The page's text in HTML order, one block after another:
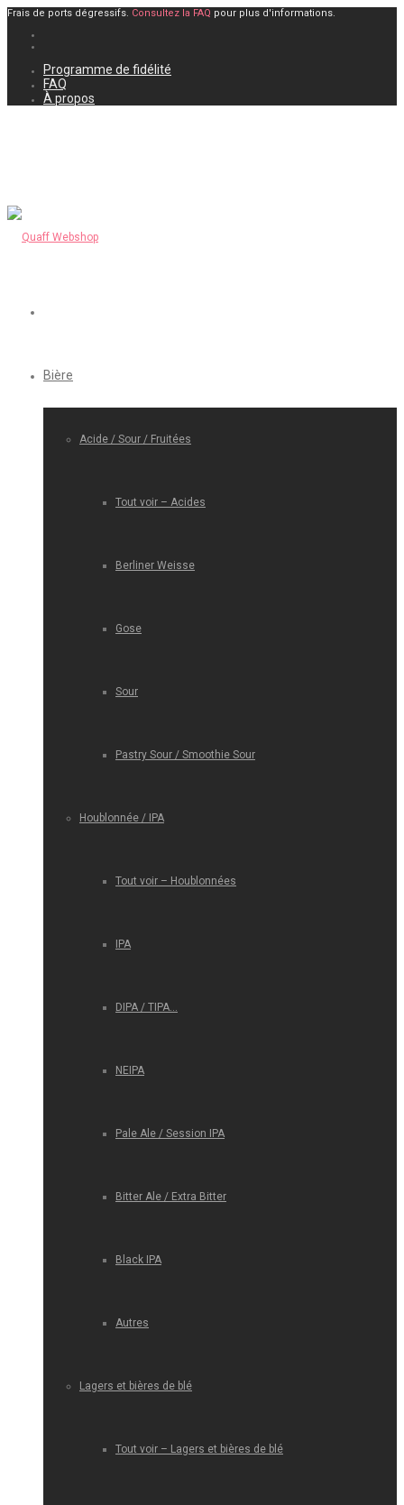
Frais de ports dégressifs. Consultez la FAQ pour plus d'informations.
Programme de fidélité
FAQ
À propos
Bière
Acide / Sour / Fruitées
Tout voir – Acides
Berliner Weisse
Gose
Sour
Pastry Sour / Smoothie Sour
Houblonnée / IPA
Tout voir – Houblonnées
IPA
DIPA / TIPA…
NEIPA
Pale Ale / Session IPA
Bitter Ale / Extra Bitter
Black IPA
Autres
Lagers et bières de blé
Tout voir – Lagers et bières de blé